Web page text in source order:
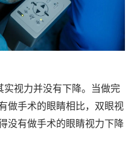
实视力并没有下降。当做完
做手术的眼睛相比，双眼视
没有做手术的眼睛视力下降